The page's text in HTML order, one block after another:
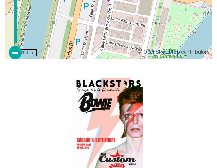
© OpenStreetMapcontributors
200 m